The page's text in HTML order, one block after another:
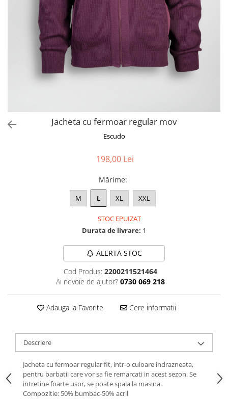
Jacheta cu fermoar regular mov
Escudo
198,00 Lei
Mărime:
M L XL XXL
STOC EPUIZAT
Durata de livrare: 1
ALERTA STOC
Cod Produs: 2200211521464
Ai nevoie de ajutor? 0730 069 218
Adauga la Favorite Cere informatii
Descriere
Jacheta cu fermoar regular fit, intr-o culoare indrazneata,
pentru barbatii care vor sa fie remarcati in acest sezon. Se
intretine foarte usor, se poate spala la masina.
Compozitie: 50% bumbac-50% acril